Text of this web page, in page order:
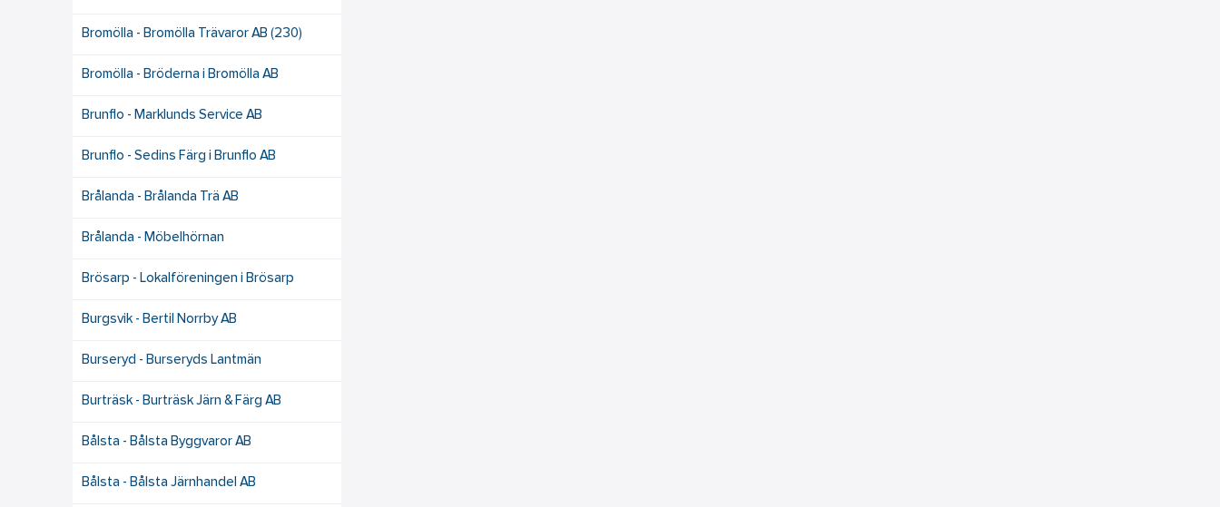
Bromölla - Bromölla Trävaror AB (230)
Bromölla - Bröderna i Bromölla AB
Brunflo - Marklunds Service AB
Brunflo - Sedins Färg i Brunflo AB
Brålanda - Brålanda Trä AB
Brålanda - Möbelhörnan
Brösarp - Lokalföreningen i Brösarp
Burgsvik - Bertil Norrby AB
Burseryd - Burseryds Lantmän
Burträsk - Burträsk Järn & Färg AB
Bålsta - Bålsta Byggvaror AB
Bålsta - Bålsta Järnhandel AB